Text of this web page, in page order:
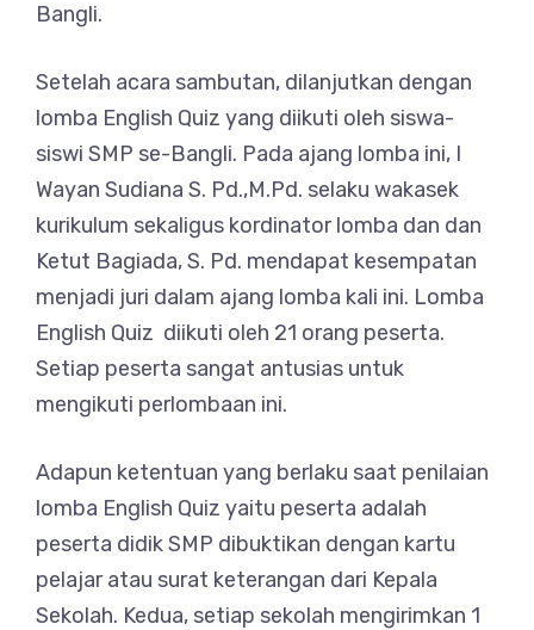
Bangli.
Setelah acara sambutan, dilanjutkan dengan
lomba English Quiz yang diikuti oleh siswa-
siswi SMP se-Bangli. Pada ajang lomba ini, I
Wayan Sudiana S. Pd.,M.Pd. selaku wakasek
kurikulum sekaligus kordinator lomba dan dan
Ketut Bagiada, S. Pd. mendapat kesempatan
menjadi juri dalam ajang lomba kali ini. Lomba
English Quiz diikuti oleh 21 orang peserta.
Setiap peserta sangat antusias untuk
mengikuti perlombaan ini.
Adapun ketentuan yang berlaku saat penilaian
lomba English Quiz yaitu peserta adalah
peserta didik SMP dibuktikan dengan kartu
pelajar atau surat keterangan dari Kepala
Sekolah. Kedua, setiap sekolah mengirimkan 1